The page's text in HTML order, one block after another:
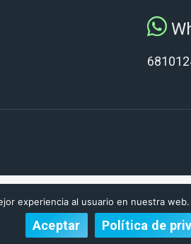
experiencia al usuario en nuestra
Aceptar Política de